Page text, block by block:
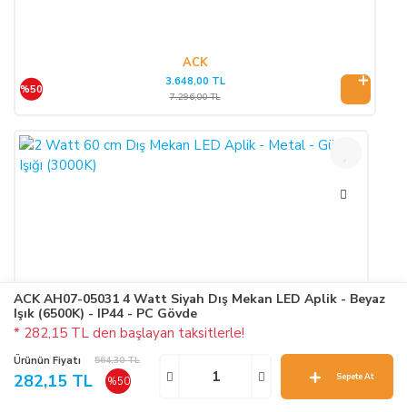
ACK AH07-05031 4 Watt Siyah Dış Mekan LED Aplik - Beyaz
Işık (6500K) - IP44 - PC Gövde
* 282,15 TL den başlayan taksitlerle!
Ürünün Fiyatı 564,30 TL
282,15 TL %50 Sepete At
ACK
%50
3.648,00 TL
7.296,00 TL